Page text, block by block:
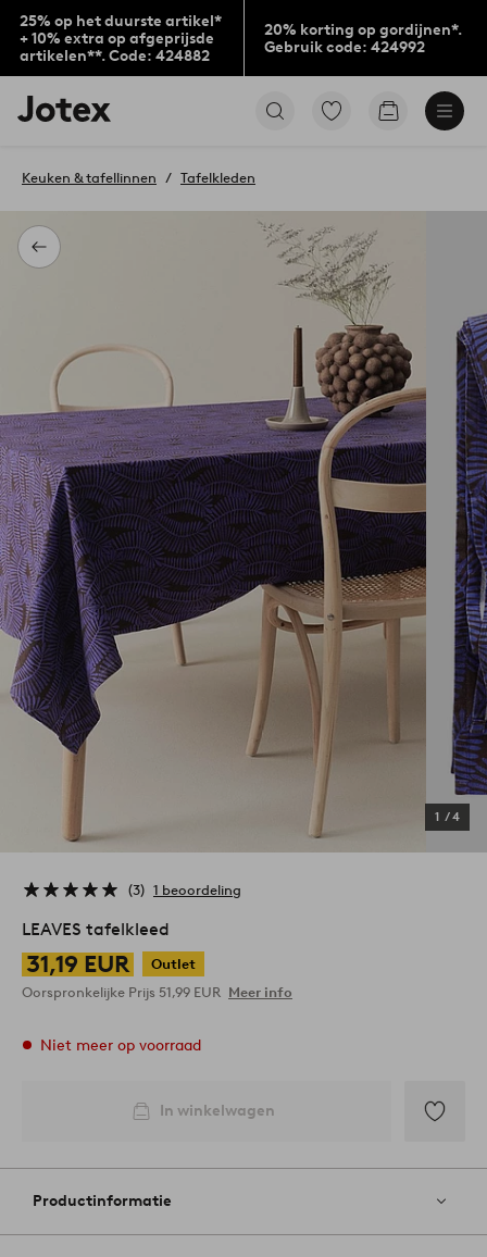
25% op het duurste artikel*
+ 10% extra op afgeprijsde
artikelen**. Code: 424882
20% korting op gordijnen*.
Gebruik code: 424992
Jotex
logo
to
home
page
Ga
Go
Terug
Keuken & tafellinnen Tafelkleden
1 /4
3 1 beoordeling
LEAVES tafelkleed
31,19 EUR
Outlet
Oorspronkelijke Prijs 51,99 EUR Meer info
Niet meer op voorraad
In winkelwagen
aan
Productinformatie